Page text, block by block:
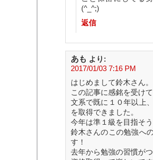
(^_^;)
返信
あも より:
2017/01/03 7:16 PM
はじめまして鈴木さん。
この記事に感銘を受け
文系で既に１０年以上
を取得できました。
今年は準１級を目指そ
鈴木さんのこの勉強へ
す！
去年から勉強の習慣が